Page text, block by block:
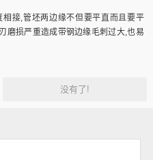
接,管坯两边缘不但要平直而且要平
磨损严重造成带钢边缘毛刺过大,也易
没有了!